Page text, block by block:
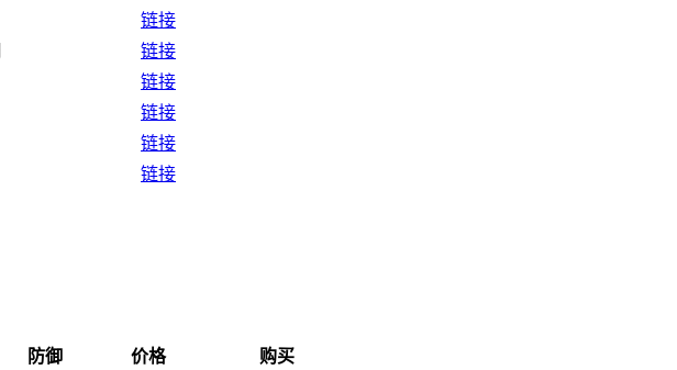
链接
链接
链接
链接
链接
链接
防御 价格
购买